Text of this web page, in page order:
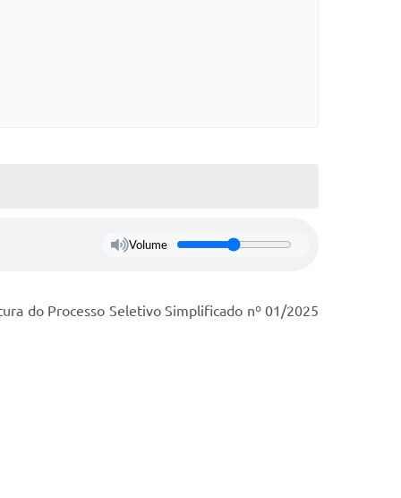
Volume
do Processo Seletivo Simplificado nº 01/2025